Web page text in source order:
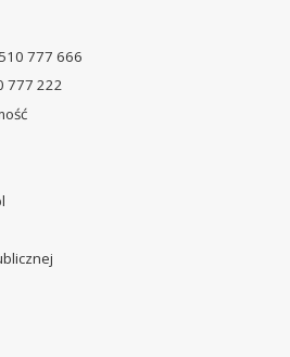
777 666
777 222